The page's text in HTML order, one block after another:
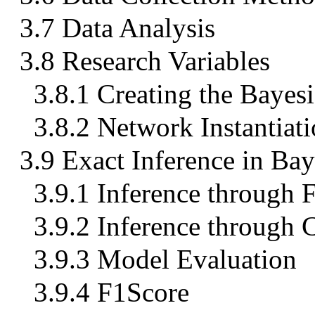
3.7 Data Analysis
3.8 Research Variables
3.8.1 Creating the
3.8.2 Network
3.9 Exact Inference in
3.9.1 Inference through
3.9.2 Inference through
3.9.3 Model Evaluation
3.9.4 F1Score